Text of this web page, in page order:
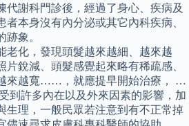
代謝科門診後，經過了身心、疾病及
者本身沒有內分泌或其它內科疾病、
跡象。
老化，發現頭髮越來越細、越來越
片銳減、頭髮感覺起來略有稀疏感、
來越寬……，就應提早開始治療， …
到許多內在以及外來因素的影響，加
生理，一般民眾若注意到有不正常掉